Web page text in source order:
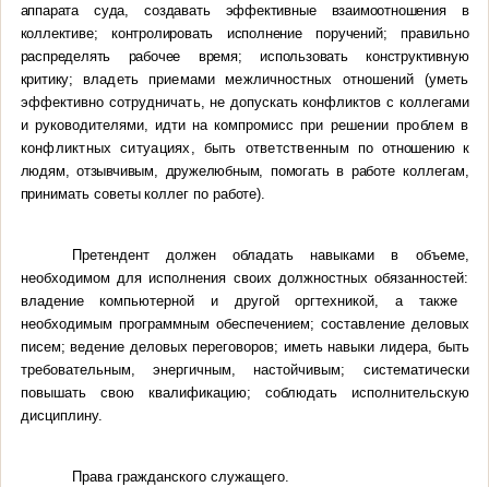
аппарата суда, создавать эффективные взаимоотношения в
коллективе; контролировать исполнение поручений;
правильно
распределять рабочее время; использовать конструктивную
критику;владеть приемами межличностных отношений (уметь
эффективно сотрудничать,не допускать конфликтов с коллегами
и руководителями, идти на компромисс при решении проблем в
конфликтных ситуациях, быть ответственным поотношению к
людям, отзывчивым, дружелюбным, помогать в работе коллегам,
принимать советы коллег по работе).
Претендент должен обладать навыками в объеме,
необходимом для исполнения своих должностных обязанностей:
владение компьютерной и другой оргтехникой, а также
необходимым программным обеспечением; составление деловых
писем; ведение деловых переговоров; иметь навыки лидера, быть
требовательным, энергичным, настойчивым; систематически
повышать свою квалификацию; соблюдать исполнительскую
дисциплину.
Права гражданского служащего.